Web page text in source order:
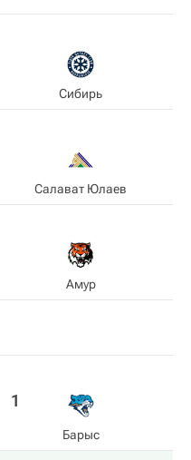
Сибирь
Салават Юлаев
Амур
1
Барыс